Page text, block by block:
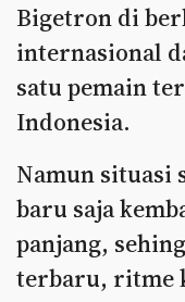
Bigetron di
internasional
satu pemain
Indonesia.
Namun situasi
baru saja
panjang,
terbaru, ritme